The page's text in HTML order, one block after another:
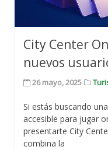
City Center
nuevos
26 mayo, 2025
Si estás buscando
accesible para jugar
presentarte City
combina la